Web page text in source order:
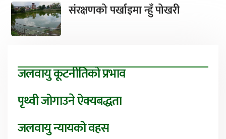
संरक्षणको पर्खाइमा न्हुँ पोखरी
जलवायु कूटनीतिको प्रभाव
पृथ्वी जोगाउने ऐक्यबद्धता
जलवायु न्यायको वहस